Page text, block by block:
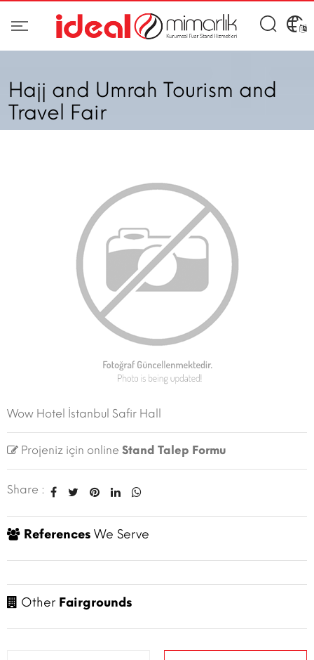
Hajj and Umrah Tourism and
Travel Fair
Wow Hotel İstanbul Safir Hall
Projeniz için online Stand Talep Formu
Share :
References We Serve
Other Fairgrounds